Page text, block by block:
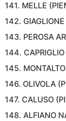
141. MELLE
142.
143. PEROSA
144.
145.
146. OLIVOLA
147. CALUSO
148. ALFIANO